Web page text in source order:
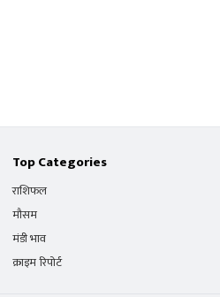
Top Categories
राशिफल
मौसम
मंडी भाव
क्राइम रिपोर्ट